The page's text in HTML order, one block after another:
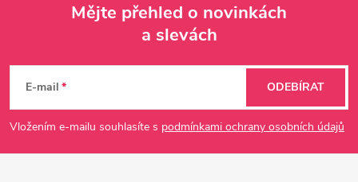
p
Mějte přehled o novinkách
a slevách
E-mail
Vložením e-mailu souhlasíte s podmínkami ochrany osobních údajů
ODEBÍRAT